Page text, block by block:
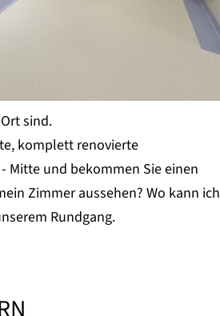
sind.
komplett renovierte
Mitte und bekommen Sie einen
Zimmer aussehen? Wo kann ich
Rundgang.